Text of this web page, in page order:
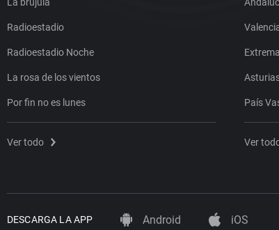
Radioestadio
Radioestadio Noche
La rosa de los vientos
Por fin no es lunes
Ver todo
País
Ver
DESCARGA LA APP Android iOS